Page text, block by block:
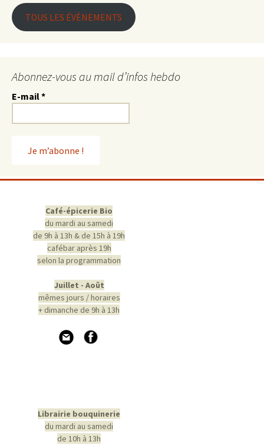
TOUS LES ÉVÈNEMENTS
Abonnez-vous au mail d’infos hebdo
E-mail*
Café-épicerie Bio
du mardi au samedi
de 9h à 13h & de 15h à 19h
cafébar après 19h
selon la programmation
Juillet - Août
mêmes jours / horaires
+ dimanche de 9h à 13h
Librairie bouquinerie
du mardi au samedi
de 10h à 13h